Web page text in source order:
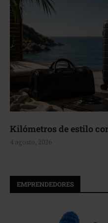
Kilómetros de estilo
4 agosto, 2026
EMPRENDEDORES